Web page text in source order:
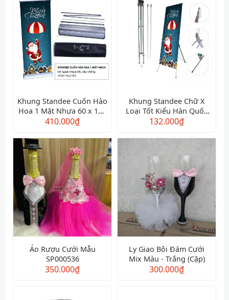
Khung Standee Cuốn Hào
Hoa 1 Mặt Nhựa 60 x 160
cm - Giá Cuốn Cao Cấp
410.000₫
Khung Standee Chữ X
Loại Tốt Kiểu Hàn Quốc
Loại 0.6m X 1.6m
132.000₫
Áo Rượu Cưới Mẫu
SP000536
350.000₫
Ly Giao Bôi Đám Cưới
Mix Màu - Trắng (Cặp)
300.000₫